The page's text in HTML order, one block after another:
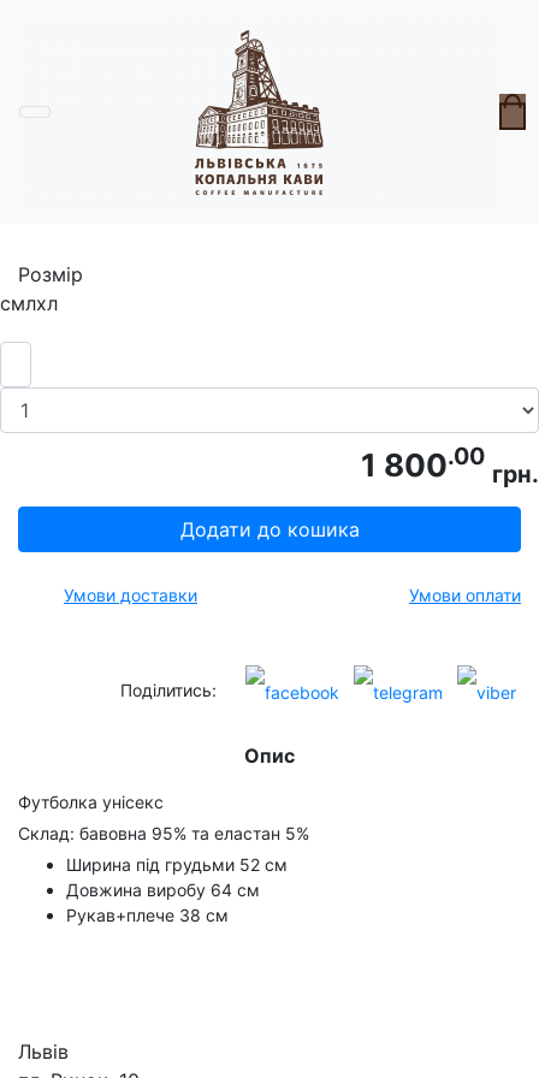
Мандруй Україною
Футболка Мандруй Україною Бежева
Розмір
смлхл
1 800.00
грн.
Додати до кошика
Умови доставки Умови оплати
Поділитись:
Опис
Футболка унісекс
Склад: бавовна 95% та еластан 5%
Ширина під грудьми 52 см
Довжина виробу 64 см
Рукав+плече 38 см
Львів